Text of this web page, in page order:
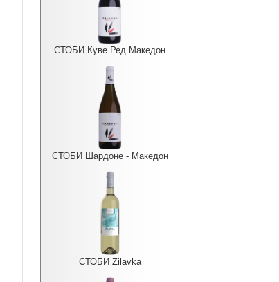
СТОБИ Куве Ред Македон
СТОБИ Шардоне - Македон
СТОБИ Zilavka